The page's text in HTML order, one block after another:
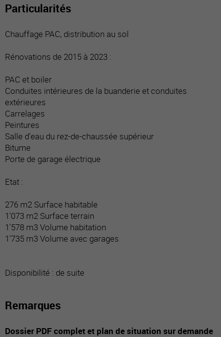
Particularités
Chauffage PAC, distribution au sol
Rénovations de 2015 à 2023 :
PAC et boiler
Conduites intérieures de la buanderie et conduites
extérieures
Carrelages
Peintures
Salle d’eau du rez-de-chaussée supérieur
Bitume
Porte de garage électrique
Etat :
276 m2 Surface habitable
1'073 m2 Surface terrain
1'578 m3 Volume habitation
1'735 m3 Volume avec garages
Disponibilité : de suite
Remarques
Dossier PDF complet et plan de situation sur demande